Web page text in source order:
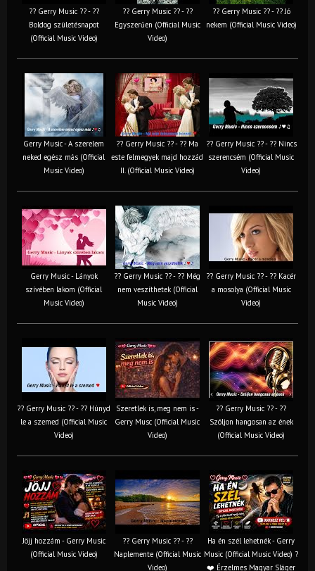
?? Gerry Music ?? - ??
Boldog születésnapot
(Official Music Video)
?? Gerry Music ?? - ??
Egyszerűen (Official Music
Video)
?? Gerry Music ?? - ?? Jó
nekem (Official Music Video)
Gerry Music - A szerelem
neked egész más (Official
Music Video)
?? Gerry Music ?? - ?? Ma
este felmegyek majd hozzád
II. (Official Music Video)
?? Gerry Music ?? - ?? Nincs
szerencsém (Official Music
Video)
Gerry Music - Lányok
szívében lakom (Official
Music Video)
?? Gerry Music ?? - ?? Még
nem veszíthetek (Official
Music Video)
?? Gerry Music ?? - ?? Kacér
a mosolya (Official Music
Video)
?? Gerry Music ?? - ?? Húnyd
le a szemed (Official Music
Video)
Szeretlek is, meg nem is -
Gerry Musc (Official Music
Video)
?? Gerry Music ?? - ??
Szóljon hangosan az ének
(Official Music Video)
Jöjj hozzám - Gerry Music
(Official Music Video)
?? Gerry Music ?? - ??
Naplemente (Official Music
Video)
Ha én szél lehetnék - Gerry
Music (Official Music Video) ?️
❤️ Érzelmes Magyar Sláger